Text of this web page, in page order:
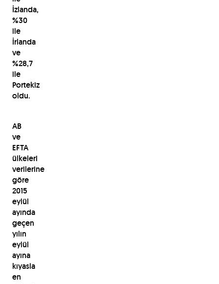
İzlanda,
%30
ile
İrlanda
ve
%28,7
ile
Portekiz
oldu.
AB
ve
EFTA
ülkeleri
verilerine
göre
2015
eylül
ayında
geçen
yılın
eylül
ayına
kıyasla
en